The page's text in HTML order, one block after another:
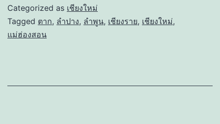
Categorized as เชียงใหม่
Tagged ตาก, ลำปาง, ลำพูน, เชียงราย, เชียงใหม่,
แม่ฮ่องสอน